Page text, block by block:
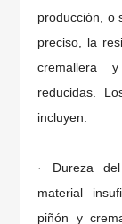
producción, o
preciso, la
cremallera
reducidas.
incluyen:
· Dureza
material
piñón y